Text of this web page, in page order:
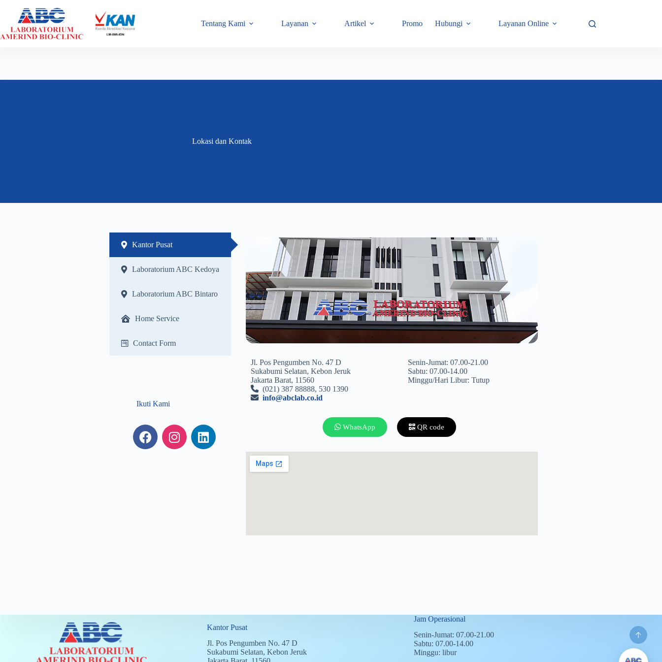
Tentang Kami
Layanan Artikel Promo Hubungi Layanan Online
Lokasi dan Kontak
Kantor Pusat
Laboratorium ABC Kedoya
Laboratorium ABC Bintaro
Home Service
Contact Form
Jl. Pos Pengumben No. 47 D
Sukabumi Selatan, Kebon Jeruk
Jakarta Barat, 11560
(021) 387 88888, 530 1390
info@abclab.co.id
Senin-Jumat: 07.00-21.00
Sabtu: 07.00-14.00
Minggu/Hari Libur: Tutup
WhatsApp QR code
Ikuti Kami
Kantor Pusat
Jl. Pos Pengumben No. 47 D
Sukabumi Selatan, Kebon Jeruk
Jam Operasional
Senin-Jumat: 07.00-21.00
Sabtu: 07.00-14.00
Minggu: libur